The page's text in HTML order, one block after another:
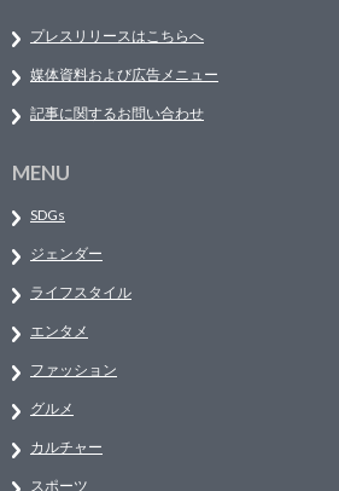
プレスリリースはこちらへ
媒体資料および広告メニュー
記事に関するお問い合わせ
MENU
SDGs
ジェンダー
ライフスタイル
エンタメ
ファッション
グルメ
カルチャー
スポーツ